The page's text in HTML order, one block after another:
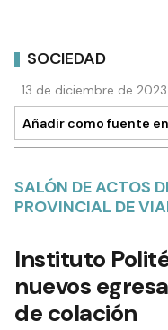
SOCIEDAD
13 de diciembre de
Añadir como fuente en
SALÓN DE ACTOS
PROVINCIAL DE
Instituto
nuevos
de colación